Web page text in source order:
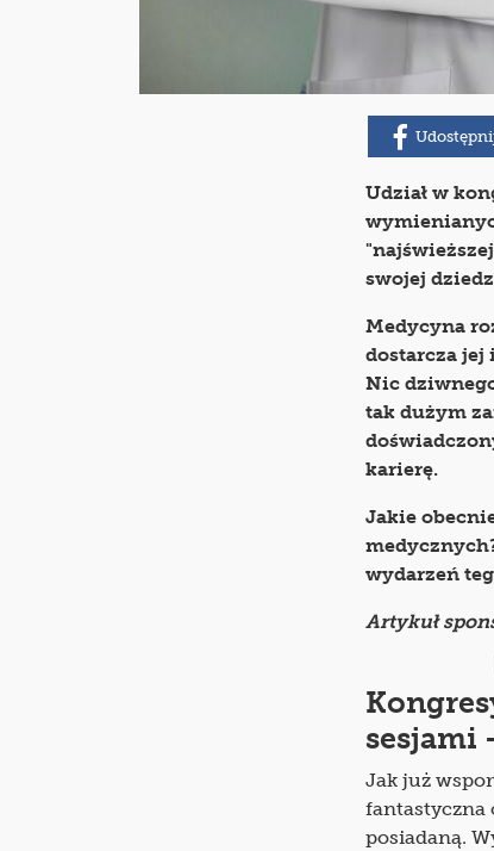
Udział w
swojej
Medycyna
dostarcza jej
Nic
tak dużym
karierę.
Jakie
wydarzeń
Artykuł
sesjami
Jak już
fantastyczna
posiadaną.